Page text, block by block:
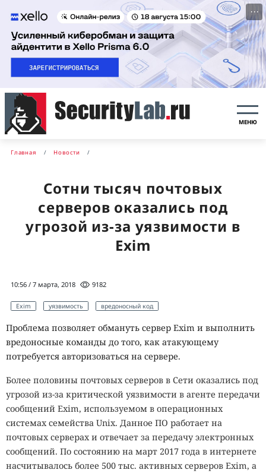
···
МЕНЮ
Главная Новости
Сотни тысяч почтовых
серверов оказались под
угрозой из-за уязвимости в
Exim
10:56 / 7 марта, 2018 9182
Exim уязвимость вредоносный код
Проблема позволяет обмануть сервер Exim и выполнить
вредоносные команды до того, как атакующему
потребуется авторизоваться на сервере.
Более половины почтовых серверов в Сети оказались под
угрозой из-за критической уязвимости в агенте передачи
сообщений Exim, используемом в операционных
системах семейства Unix. Данное ПО работает на
почтовых серверах и отвечает за передачу электронных
сообщений. По состоянию на март 2017 года в интернете
насчитывалось более 500 тыс. активных серверов Exim, а